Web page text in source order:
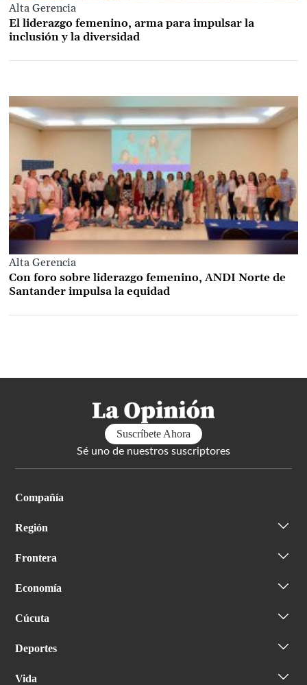
Alta Gerencia
El liderazgo femenino, arma para impulsar la
inclusión y la diversidad
Alta Gerencia
Con foro sobre liderazgo femenino, ANDI Norte de
Santander impulsa la equidad
Suscríbete Ahora
Sé uno de nuestros suscriptores
Compañía
Región
Frontera
Economía
Cúcuta
Deportes
Vida